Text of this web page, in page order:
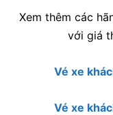
Xem thêm các
với giá
Vé xe
Vé xe